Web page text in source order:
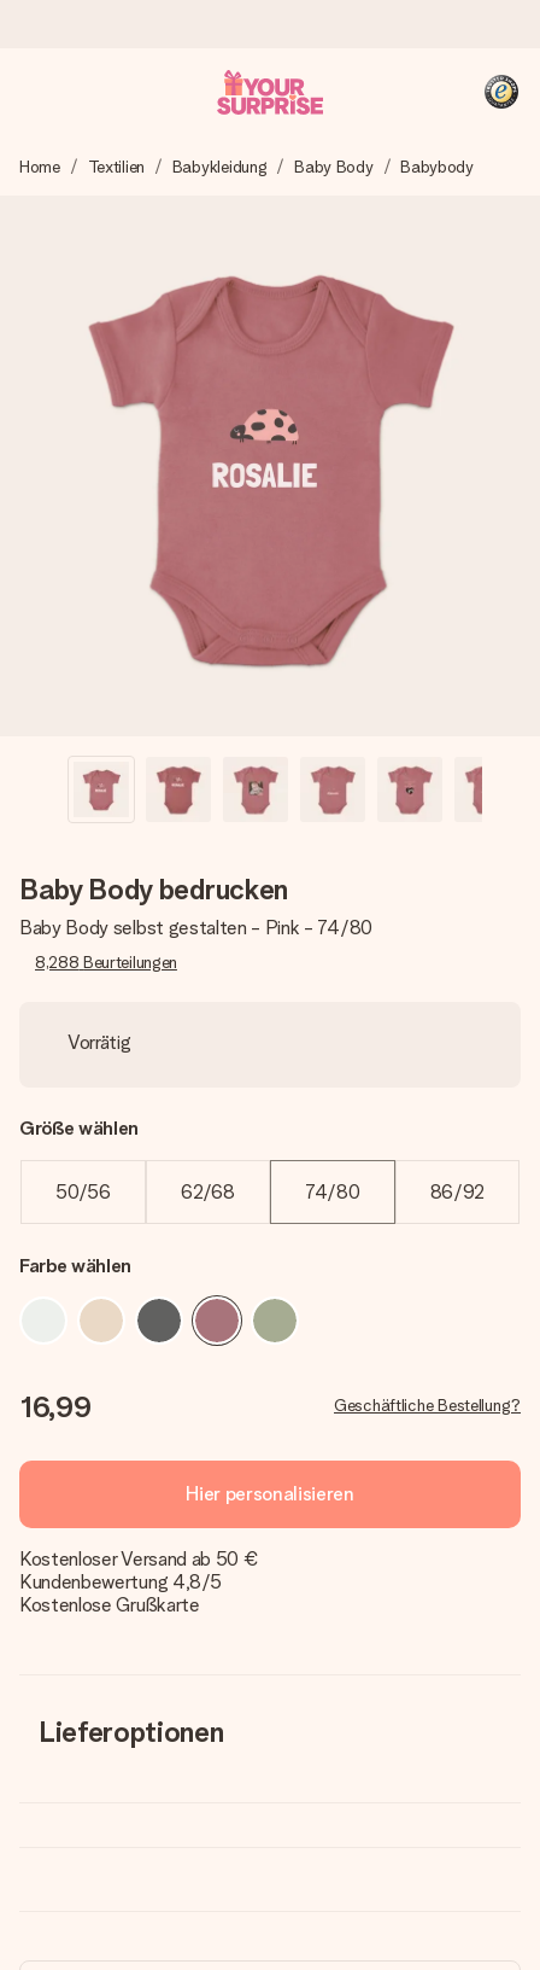
Wir bereiten dein Geschenk sorgfältig vor und schicken es
4,8 (basierend auf +15.000 Bewertungen)
Unsere Geschenke begeistern. Kunden bewerten uns mit
4,8 bei Google Reviews (Gesamtergebnis aller Länder, in
die wir versenden).
Montag - Freitag : 8:30 - 17:00 Uhr
Samstag - Sonntag : 8:30 - 13:00 Uhr
Home Textilien Babykleidung Baby Body Babybody
Baby Body bedrucken
Baby Body selbst gestalten - Pink - 74/80
8,288 Beurteilungen
Vorrätig
Größe wählen
50/56 62/68 74/80 86/92
Farbe wählen
16,99 Geschäftliche Bestellung?
Hier personalisieren
Kostenloser Versand ab 50 €
Kundenbewertung 4,8/5
Kostenlose Grußkarte
Lieferoptionen